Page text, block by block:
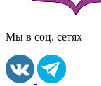
Мы в соц. сетях